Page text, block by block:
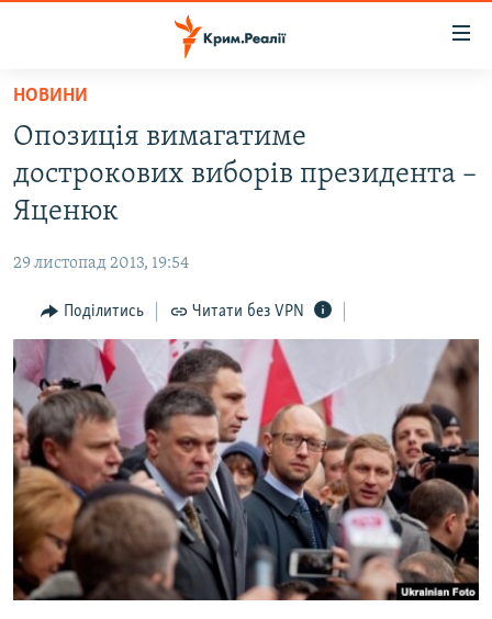
Перейти
основного
матеріалу
Перейти
до
основної
Перейти
до
пошуку
ВОДА.КРИМ
ВІДЕО ТА ФОТО
БЛОГИ
ПОГЛЯД
ІНТЕРВ'Ю
ВСЕ ЗА ДЕНЬ
СПЕЦПРОЕКТИ
ДЕПОРТАЦІЯ
ВІДЕОУРОКИ «ELIFBE»
СВІДЧЕННЯ ОКУПАЦІЇ
УКРАЇНСЬКА ПРОБЛЕМА КРИМУ
ЯК ОБІЙТИ БЛОКУВАННЯ
Русский
Qırımtatar
НОВИНИ
Опозиція вимагатиме
дострокових виборів президента –
Яценюк
29 листопад 2013, 19:54
Поділитись Читати без VPN